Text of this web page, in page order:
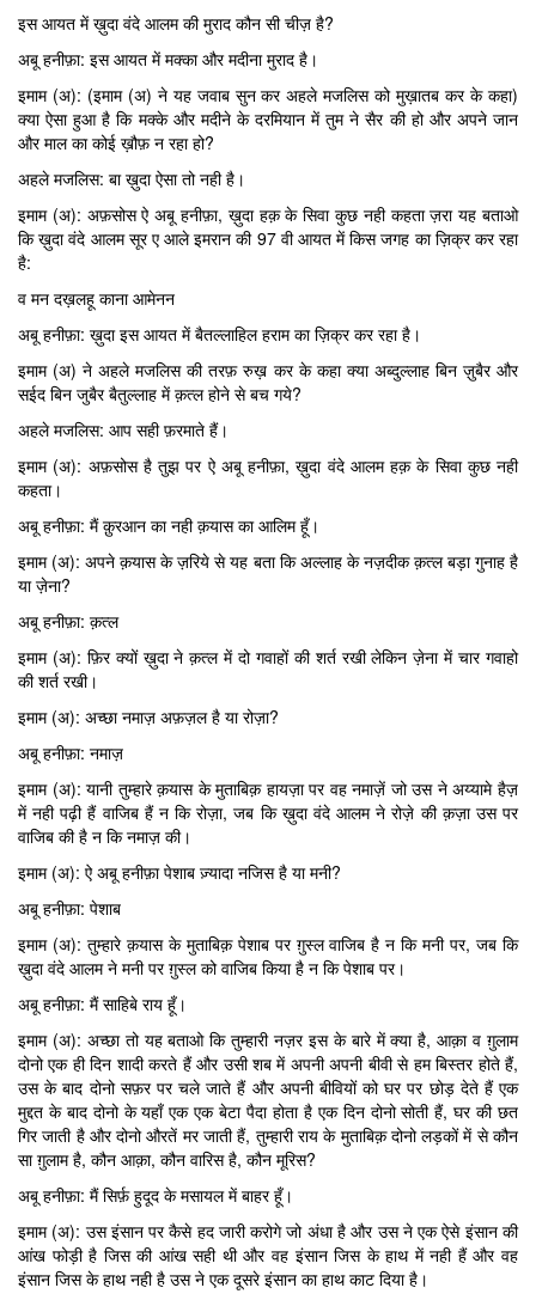
इस आयत में ख़ुदा वंदे आलम की मुराद कौन सी चीज़ है?
अबू हनीफ़ा: इस आयत में मक्का और मदीना मुराद है।
इमाम (अ): (इमाम (अ) ने यह जवाब सुन कर अहले मजलिस को मुख़ातब कर के कहा)
क्या ऐसा हुआ है कि मक्के और मदीने के दरमियान में तुम ने सैर की हो और अपने जान
और माल का कोई ख़ौफ़ न रहा हो?
अहले मजलिस: बा ख़ुदा ऐसा तो नही है।
इमाम (अ): अफ़सोस ऐ अबू हनीफ़ा, ख़ुदा हक़ के सिवा कुछ नही कहता ज़रा यह बताओ
कि ख़ुदा वंदे आलम सूर ए आले इमरान की 97 वी आयत में किस जगह का ज़िक्र कर रहा
है:
व मन दख़लहू काना आमेनन
अबू हनीफ़ा: ख़ुदा इस आयत में बैतल्लाहिल हराम का ज़िक्र कर रहा है।
इमाम (अ) ने अहले मजलिस की तरफ़ रुख़ कर के कहा क्या अब्दुल्लाह बिन ज़ुबैर और
सईद बिन जुबैर बैतुल्लाह में क़त्ल होने से बच गये?
अहले मजलिस: आप सही फ़रमाते हैं।
इमाम (अ): अफ़सोस है तुझ पर ऐ अबू हनीफ़ा, ख़ुदा वंदे आलम हक़ के सिवा कुछ नही
कहता।
अबू हनीफ़ा: मैं क़ुरआन का नही क़यास का आलिम हूँ।
इमाम (अ): अपने क़यास के ज़रिये से यह बता कि अल्लाह के नज़दीक क़त्ल बड़ा गुनाह है
या ज़ेना?
अबू हनीफ़ा: क़त्ल
इमाम (अ): फ़िर क्यों ख़ुदा ने क़त्ल में दो गवाहों की शर्त रखी लेकिन ज़ेना में चार गवाहो
की शर्त रखी।
इमाम (अ): अच्छा नमाज़ अफ़ज़ल है या रोज़ा?
अबू हनीफ़ा: नमाज़
इमाम (अ): यानी तुम्हारे क़यास के मुताबिक़ हायज़ा पर वह नमाज़ें जो उस ने अय्यामे हैज़
में नही पढ़ी हैं वाजिब हैं न कि रोज़ा, जब कि ख़ुदा वंदे आलम ने रोज़े की क़ज़ा उस पर
वाजिब की है न कि नमाज़ की।
इमाम (अ): ऐ अबू हनीफ़ा पेशाब ज़्यादा नजिस है या मनी?
अबू हनीफ़ा: पेशाब
इमाम (अ): तुम्हारे क़यास के मुताबिक़ पेशाब पर ग़ुस्ल वाजिब है न कि मनी पर, जब कि
ख़ुदा वंदे आलम ने मनी पर ग़ुस्ल को वाजिब किया है न कि पेशाब पर।
अबू हनीफ़ा: मैं साहिबे राय हूँ।
इमाम (अ): अच्छा तो यह बताओ कि तुम्हारी नज़र इस के बारे में क्या है, आक़ा व ग़ुलाम
दोनो एक ही दिन शादी करते हैं और उसी शब में अपनी अपनी बीवी से हम बिस्तर होते हैं,
उस के बाद दोनो सफ़र पर चले जाते हैं और अपनी बीवियों को घर पर छोड़ देते हैं एक
मुद्दत के बाद दोनो के यहाँ एक एक बेटा पैदा होता है एक दिन दोनो सोती हैं, घर की छत
गिर जाती है और दोनो औरतें मर जाती हैं, तुम्हारी राय के मुताबिक़ दोनो लड़कों में से कौन
सा ग़ुलाम है, कौन आक़ा, कौन वारिस है, कौन मूरिस?
अबू हनीफ़ा: मैं सिर्फ़ हुदूद के मसायल में बाहर हूँ।
इमाम (अ): उस इंसान पर कैसे हद जारी करोगे जो अंधा है और उस ने एक ऐसे इंसान की
आंख फोड़ी है जिस की आंख सही थी और वह इंसान जिस के हाथ में नही हैं और वह
इंसान जिस के हाथ नही है उस ने एक दूसरे इंसान का हाथ काट दिया है।